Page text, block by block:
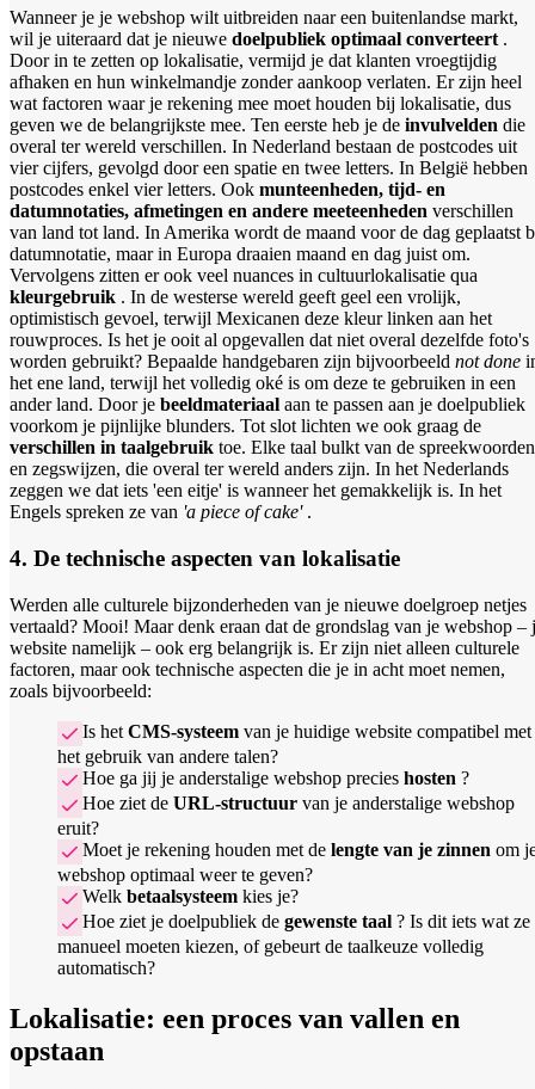
Wanneer je je webshop wilt uitbreiden naar een buitenlandse markt,
wil je uiteraard dat je nieuwe doelpubliek optimaal converteert .
Door in te zetten op lokalisatie, vermijd je dat klanten vroegtijdig
afhaken en hun winkelmandje zonder aankoop verlaten. Er zijn heel
wat factoren waar je rekening mee moet houden bij lokalisatie, dus
geven we de belangrijkste mee. Ten eerste heb je de invulvelden die
overal ter wereld verschillen. In Nederland bestaan de postcodes uit
vier cijfers, gevolgd door een spatie en twee letters. In België hebben
postcodes enkel vier letters. Ook munteenheden, tijd- en
datumnotaties, afmetingen en andere meeteenheden verschillen
van land tot land. In Amerika wordt de maand voor de dag geplaatst
datumnotatie, maar in Europa draaien maand en dag juist om.
Vervolgens zitten er ook veel nuances in cultuurlokalisatie qua
kleurgebruik . In de westerse wereld geeft geel een vrolijk,
optimistisch gevoel, terwijl Mexicanen deze kleur linken aan het
rouwproces. Is het je ooit al opgevallen dat niet overal dezelfde foto's
worden gebruikt? Bepaalde handgebaren zijn bijvoorbeeld not done
het ene land, terwijl het volledig oké is om deze te gebruiken in een
ander land. Door je beeldmateriaal aan te passen aan je doelpubliek
voorkom je pijnlijke blunders. Tot slot lichten we ook graag de
verschillen in taalgebruik toe. Elke taal bulkt van de spreekwoorden
en zegswijzen, die overal ter wereld anders zijn. In het Nederlands
zeggen we dat iets 'een eitje' is wanneer het gemakkelijk is. In het
Engels spreken ze van 'a piece of cake' .
4. De technische aspecten van lokalisatie
Werden alle culturele bijzonderheden van je nieuwe doelgroep netjes
vertaald? Mooi! Maar denk eraan dat de grondslag van je webshop –
website namelijk – ook erg belangrijk is. Er zijn niet alleen culturele
factoren, maar ook technische aspecten die je in acht moet nemen,
zoals bijvoorbeeld:
Is het CMS-systeem van je huidige website compatibel met
het gebruik van andere talen?
Hoe ga jij je anderstalige webshop precies hosten ?
Hoe ziet de URL-structuur van je anderstalige webshop
eruit?
Moet je rekening houden met de lengte van je zinnen om
webshop optimaal weer te geven?
Welk betaalsysteem kies je?
Hoe ziet je doelpubliek de gewenste taal ? Is dit iets wat ze
manueel moeten kiezen, of gebeurt de taalkeuze volledig
automatisch?
Lokalisatie: een proces van vallen en
opstaan